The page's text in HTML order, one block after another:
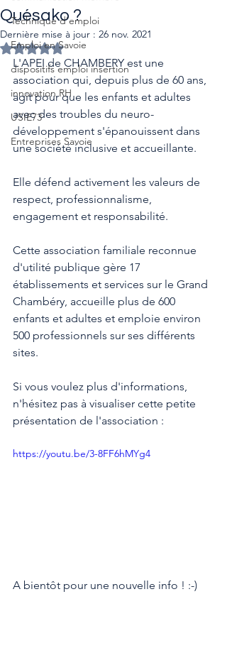
Technique d'emploi
Emploi en Savoie
dispositifs emploi insertion
innovation RH
USIE73
Entreprises Savoie
Quésako ?
Dernière mise à jour : 26 nov. 2021
Noté NaN étoiles sur 5.
L'APEI de CHAMBERY est une
association qui, depuis plus de 60 ans,
agit pour que les enfants et adultes
avec des troubles du neuro-
développement s'épanouissent dans
une société inclusive et accueillante.
Elle défend activement les valeurs de
respect, professionnalisme,
engagement et responsabilité.
Cette association familiale reconnue
d'utilité publique gère 17
établissements et services sur le Grand
Chambéry, accueille plus de 600
enfants et adultes et emploie environ
500 professionnels sur ses différents
sites.
Si vous voulez plus d'informations,
n'hésitez pas à visualiser cette petite
présentation de l'association :
https://youtu.be/3-8FF6hMYg4
A bientôt pour une nouvelle info ! :-)